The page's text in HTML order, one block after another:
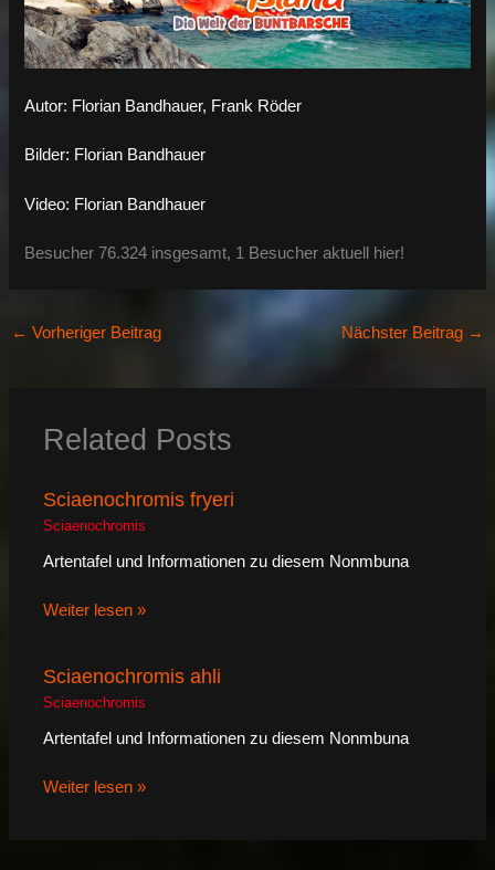
Autor: Florian Bandhauer, Frank Röder
Bilder: Florian Bandhauer
Video: Florian Bandhauer
Besucher 76.324 insgesamt, 1 Besucher aktuell hier!
← Vorheriger Beitrag Nächster Beitrag →
Related Posts
Sciaenochromis fryeri
Sciaenochromis
Artentafel und Informationen zu diesem Nonmbuna
Weiter lesen »
Sciaenochromis ahli
Sciaenochromis
Artentafel und Informationen zu diesem Nonmbuna
Weiter lesen »